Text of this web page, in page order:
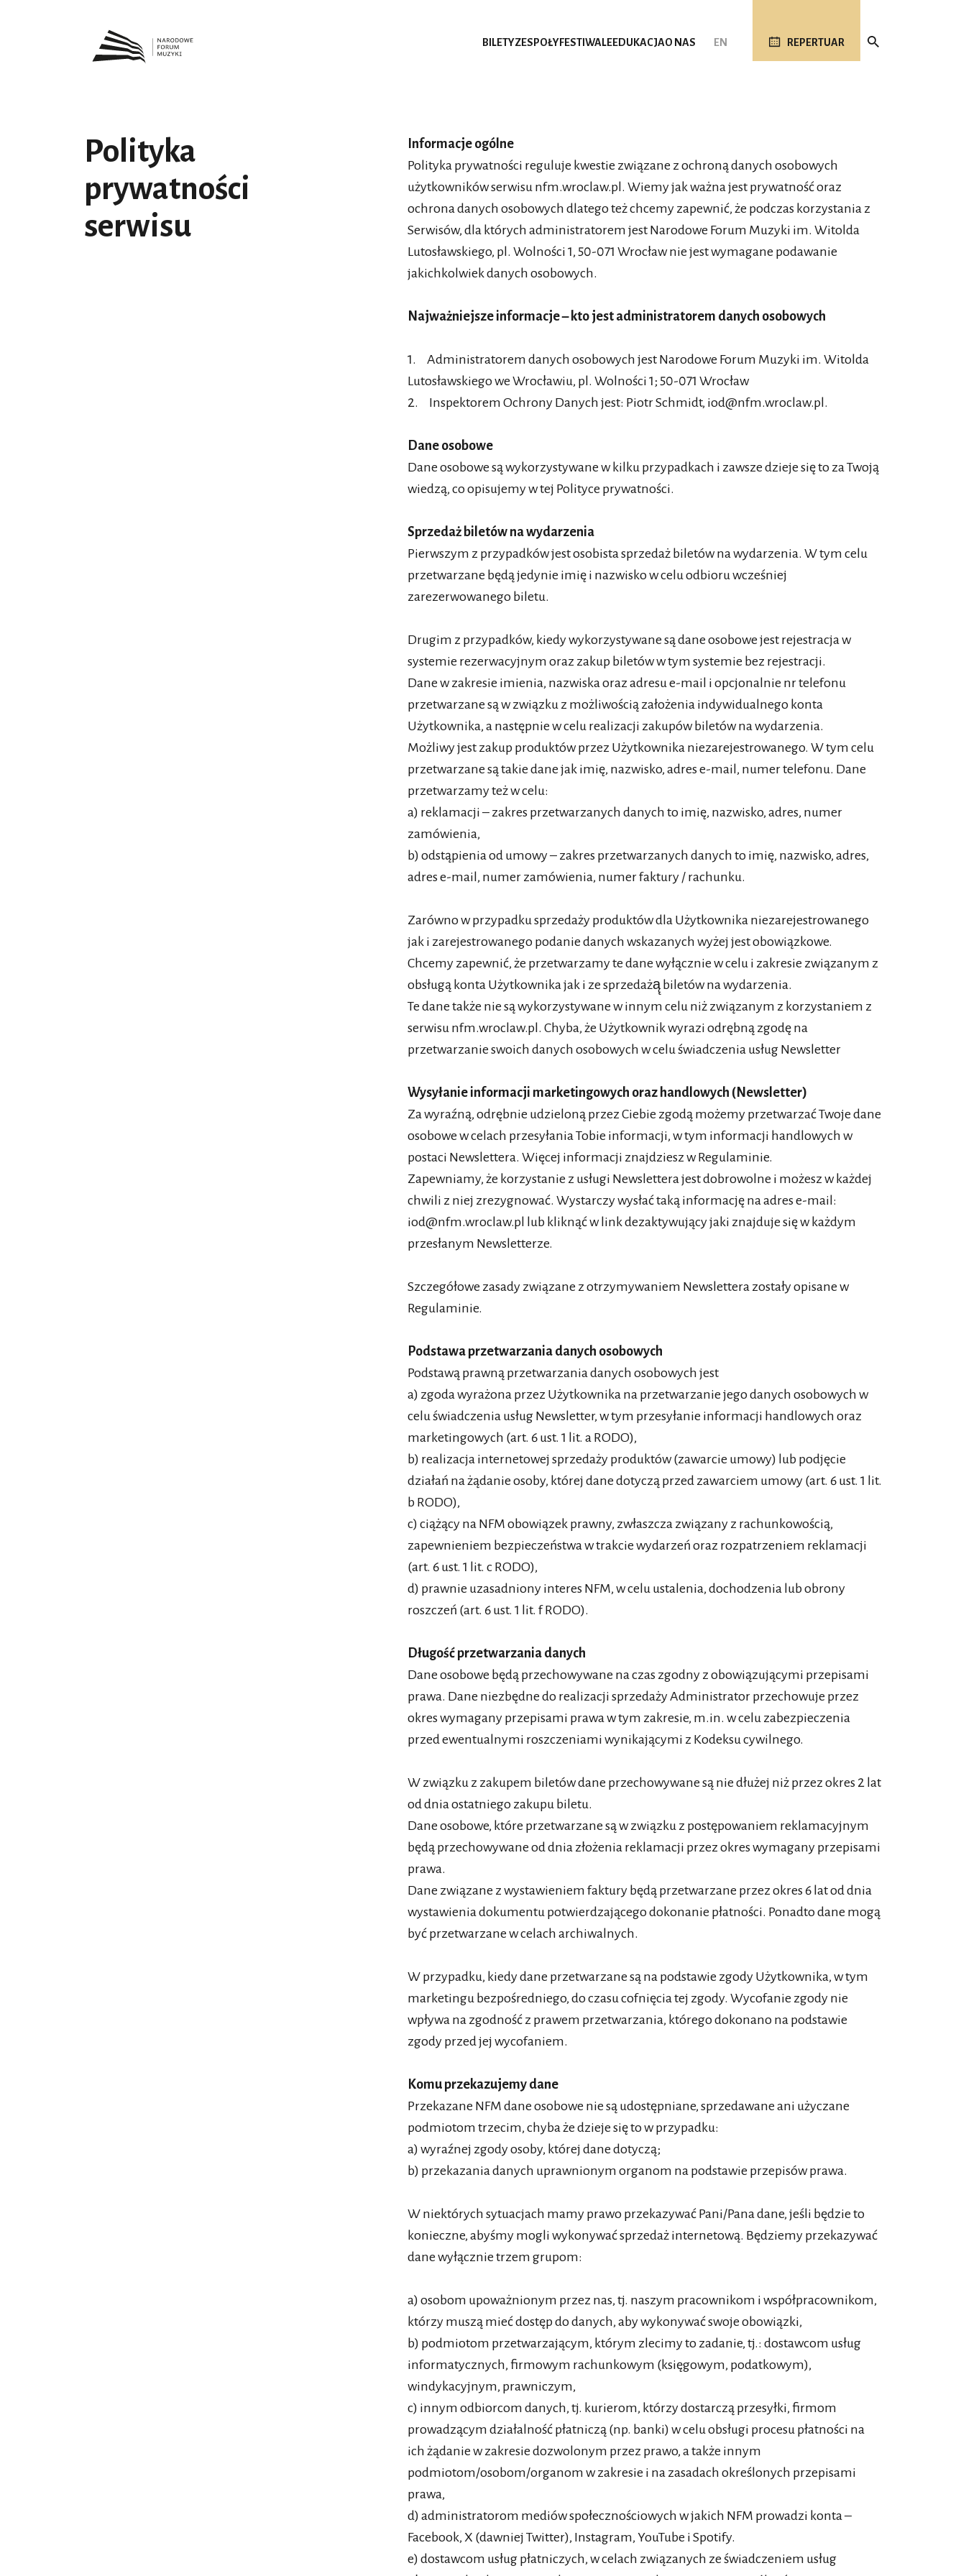
BILETYZESPOŁYFESTIWALEEDUKACJAO NAS EN REPERTUAR
Polityka
prywatności
serwisu
Informacje ogólne
Polityka prywatności reguluje kwestie związane z ochroną danych osobowych
użytkowników serwisu nfm.wroclaw.pl. Wiemy jak ważna jest prywatność oraz
ochrona danych osobowych dlatego też chcemy zapewnić, że podczas korzystania z
Serwisów, dla których administratorem jest Narodowe Forum Muzyki im. Witolda
Lutosławskiego, pl. Wolności 1, 50-071 Wrocław nie jest wymagane podawanie
jakichkolwiek danych osobowych.
Najważniejsze informacje – kto jest administratorem danych osobowych
1. Administratorem danych osobowych jest Narodowe Forum Muzyki im. Witolda
Lutosławskiego we Wrocławiu, pl. Wolności 1; 50-071 Wrocław
2. Inspektorem Ochrony Danych jest: Piotr Schmidt, iod@nfm.wroclaw.pl.
Dane osobowe
Dane osobowe są wykorzystywane w kilku przypadkach i zawsze dzieje się to za Twoją
wiedzą, co opisujemy w tej Polityce prywatności.
Sprzedaż biletów na wydarzenia
Pierwszym z przypadków jest osobista sprzedaż biletów na wydarzenia. W tym celu
przetwarzane będą jedynie imię i nazwisko w celu odbioru wcześniej
zarezerwowanego biletu.
Drugim z przypadków, kiedy wykorzystywane są dane osobowe jest rejestracja w
systemie rezerwacyjnym oraz zakup biletów w tym systemie bez rejestracji.
Dane w zakresie imienia, nazwiska oraz adresu e-mail i opcjonalnie nr telefonu
przetwarzane są w związku z możliwością założenia indywidualnego konta
Użytkownika, a następnie w celu realizacji zakupów biletów na wydarzenia.
Możliwy jest zakup produktów przez Użytkownika niezarejestrowanego. W tym celu
przetwarzane są takie dane jak imię, nazwisko, adres e-mail, numer telefonu. Dane
przetwarzamy też w celu:
a) reklamacji – zakres przetwarzanych danych to imię, nazwisko, adres, numer
zamówienia,
b) odstąpienia od umowy – zakres przetwarzanych danych to imię, nazwisko, adres,
adres e-mail, numer zamówienia, numer faktury / rachunku.
Zarówno w przypadku sprzedaży produktów dla Użytkownika niezarejestrowanego
jak i zarejestrowanego podanie danych wskazanych wyżej jest obowiązkowe.
Chcemy zapewnić, że przetwarzamy te dane wyłącznie w celu i zakresie związanym z
obsługą konta Użytkownika jak i ze sprzedażą̨ biletów na wydarzenia.
Te dane także nie są wykorzystywane w innym celu niż związanym z korzystaniem z
serwisu nfm.wroclaw.pl. Chyba, że Użytkownik wyrazi odrębną zgodę na
przetwarzanie swoich danych osobowych w celu świadczenia usług Newsletter
Wysyłanie informacji marketingowych oraz handlowych (Newsletter)
Za wyraźną, odrębnie udzieloną przez Ciebie zgodą możemy przetwarzać Twoje dane
osobowe w celach przesyłania Tobie informacji, w tym informacji handlowych w
postaci Newslettera. Więcej informacji znajdziesz w Regulaminie.
Zapewniamy, że korzystanie z usługi Newslettera jest dobrowolne i możesz w każdej
chwili z niej zrezygnować. Wystarczy wysłać taką informację na adres e-mail:
iod@nfm.wroclaw.pl lub kliknąć w link dezaktywujący jaki znajduje się w każdym
przesłanym Newsletterze.
Szczegółowe zasady związane z otrzymywaniem Newslettera zostały opisane w
Regulaminie.
Podstawa przetwarzania danych osobowych
Podstawą prawną przetwarzania danych osobowych jest
a) zgoda wyrażona przez Użytkownika na przetwarzanie jego danych osobowych w
celu świadczenia usług Newsletter, w tym przesyłanie informacji handlowych oraz
marketingowych (art. 6 ust. 1 lit. a RODO),
b) realizacja internetowej sprzedaży produktów (zawarcie umowy) lub podjęcie
działań na żądanie osoby, której dane dotyczą przed zawarciem umowy (art. 6 ust. 1 lit.
b RODO),
c) ciążący na NFM obowiązek prawny, zwłaszcza związany z rachunkowością,
zapewnieniem bezpieczeństwa w trakcie wydarzeń oraz rozpatrzeniem reklamacji
(art. 6 ust. 1 lit. c RODO),
d) prawnie uzasadniony interes NFM, w celu ustalenia, dochodzenia lub obrony
roszczeń (art. 6 ust. 1 lit. f RODO).
Długość przetwarzania danych
Dane osobowe będą przechowywane na czas zgodny z obowiązującymi przepisami
prawa. Dane niezbędne do realizacji sprzedaży Administrator przechowuje przez
okres wymagany przepisami prawa w tym zakresie, m.in. w celu zabezpieczenia
przed ewentualnymi roszczeniami wynikającymi z Kodeksu cywilnego.
W związku z zakupem biletów dane przechowywane są nie dłużej niż przez okres 2 lat
od dnia ostatniego zakupu biletu.
Dane osobowe, które przetwarzane są w związku z postępowaniem reklamacyjnym
będą przechowywane od dnia złożenia reklamacji przez okres wymagany przepisami
prawa.
Dane związane z wystawieniem faktury będą przetwarzane przez okres 6 lat od dnia
wystawienia dokumentu potwierdzającego dokonanie płatności. Ponadto dane mogą
być przetwarzane w celach archiwalnych.
W przypadku, kiedy dane przetwarzane są na podstawie zgody Użytkownika, w tym
marketingu bezpośredniego, do czasu cofnięcia tej zgody. Wycofanie zgody nie
wpływa na zgodność z prawem przetwarzania, którego dokonano na podstawie
zgody przed jej wycofaniem.
Komu przekazujemy dane
Przekazane NFM dane osobowe nie są udostępniane, sprzedawane ani użyczane
podmiotom trzecim, chyba że dzieje się to w przypadku:
a) wyraźnej zgody osoby, której dane dotyczą;
b) przekazania danych uprawnionym organom na podstawie przepisów prawa.
W niektórych sytuacjach mamy prawo przekazywać Pani/Pana dane, jeśli będzie to
konieczne, abyśmy mogli wykonywać sprzedaż internetową. Będziemy przekazywać
dane wyłącznie trzem grupom:
a) osobom upoważnionym przez nas, tj. naszym pracownikom i współpracownikom,
którzy muszą mieć dostęp do danych, aby wykonywać swoje obowiązki,
b) podmiotom przetwarzającym, którym zlecimy to zadanie, tj.: dostawcom usług
informatycznych, firmowym rachunkowym (księgowym, podatkowym),
windykacyjnym, prawniczym,
c) innym odbiorcom danych, tj. kurierom, którzy dostarczą przesyłki, firmom
prowadzącym działalność płatniczą (np. banki) w celu obsługi procesu płatności na
ich żądanie w zakresie dozwolonym przez prawo, a także innym
podmiotom/osobom/organom w zakresie i na zasadach określonych przepisami
prawa,
d) administratorom mediów społecznościowych w jakich NFM prowadzi konta –
Facebook, X (dawniej Twitter), Instagram, YouTube i Spotify.
e) dostawcom usług płatniczych, w celach związanych ze świadczeniem usług